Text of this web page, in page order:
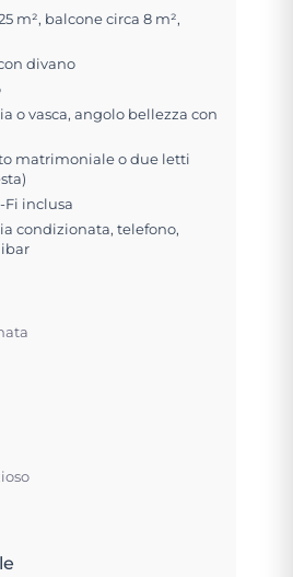
m², balcone circa 8 m²,
divano
o vasca, angolo bellezza con
matrimoniale o due letti
Fi inclusa
condizionata, telefono,